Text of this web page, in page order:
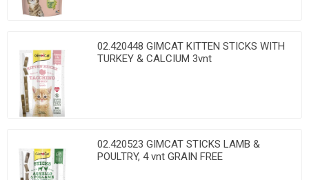
02.420448 GIMCAT KITTEN STICKS WITH
TURKEY & CALCIUM 3vnt
02.420523 GIMCAT STICKS LAMB &
POULTRY, 4 vnt GRAIN FREE